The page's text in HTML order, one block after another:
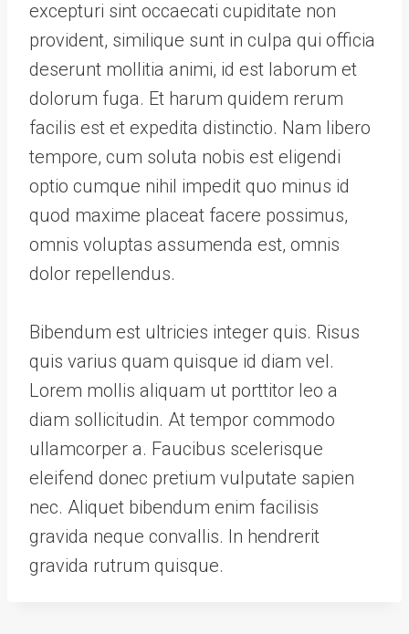
excepturi sint occaecati cupiditate non
provident, similique sunt in culpa qui officia
deserunt mollitia animi, id est laborum et
dolorum fuga. Et harum quidem rerum
facilis est et expedita distinctio. Nam libero
tempore, cum soluta nobis est eligendi
optio cumque nihil impedit quo minus id
quod maxime placeat facere possimus,
omnis voluptas assumenda est, omnis
dolor repellendus.
Bibendum est ultricies integer quis. Risus
quis varius quam quisque id diam vel.
Lorem mollis aliquam ut porttitor leo a
diam sollicitudin. At tempor commodo
ullamcorper a. Faucibus scelerisque
eleifend donec pretium vulputate sapien
nec. Aliquet bibendum enim facilisis
gravida neque convallis. In hendrerit
gravida rutrum quisque.